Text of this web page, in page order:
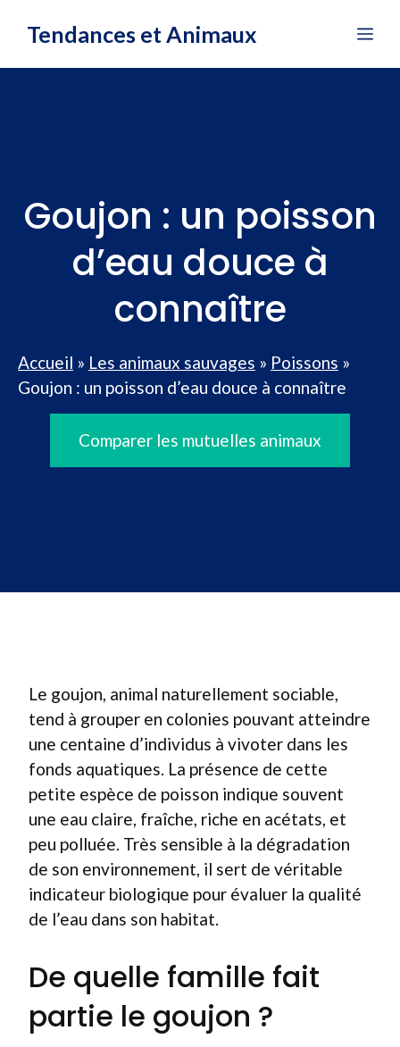
Tendances et Animaux
Goujon : un poisson
d’eau douce à
connaître
Accueil » Les animaux sauvages » Poissons »
Goujon : un poisson d’eau douce à connaître
Comparer les mutuelles animaux
Le goujon, animal naturellement sociable,
tend à grouper en colonies pouvant atteindre
une centaine d’individus à vivoter dans les
fonds aquatiques. La présence de cette
petite espèce de poisson indique souvent
une eau claire, fraîche, riche en acétats, et
peu polluée. Très sensible à la dégradation
de son environnement, il sert de véritable
indicateur biologique pour évaluer la qualité
de l’eau dans son habitat.
De quelle famille fait
partie le goujon ?